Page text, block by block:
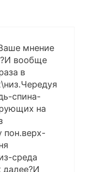
мнение
вообще
в
спина-
на
пон.верх-
среда
далее?И